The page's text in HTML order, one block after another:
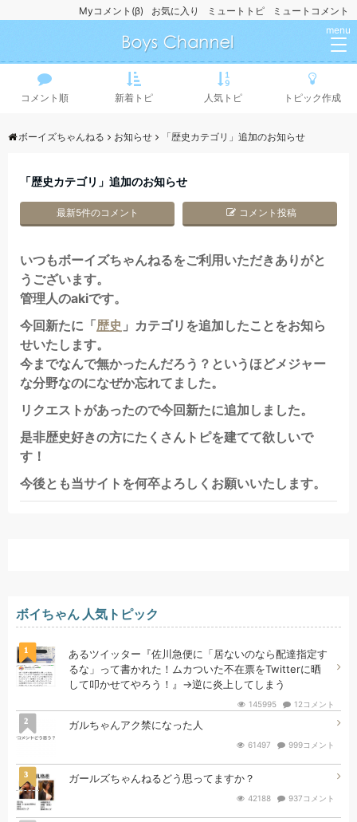
ミュートコメント
ミュートトピ
お気に入り
Myコメント(β)
menu
コメント順 新着トピ 人気トピ トピック作成
ボーイズちゃんねる お知らせ 「歴史カテゴリ」追加のお知らせ
「歴史カテゴリ」追加のお知らせ
コメント投稿
最新5件のコメント
いつもボーイズちゃんねるをご利用いただきありがと
うございます。
管理人のakiです。
今回新たに「歴史 」カテゴリを追加したことをお知ら
せいたします。
今までなんで無かったんだろう？というほどメジャー
な分野なのになぜか忘れてました。
リクエストがあったので今回新たに追加しました。
是非歴史好きの方にたくさんトピを建てて欲しいで
す！
今後とも当サイトを何卒よろしくお願いいたします。
ボイちゃん 人気トピック
1
あるツイッター『佐川急便に「居ないのなら配達指定す
るな」って書かれた！ムカついた不在票をTwitterに晒
して叩かせてやろう！』→逆に炎上してしまう
145995 12コメント
2 ガルちゃんアク禁になった人
61497 999コメント
3 ガールズちゃんねるどう思ってますか？
42188 937コメント